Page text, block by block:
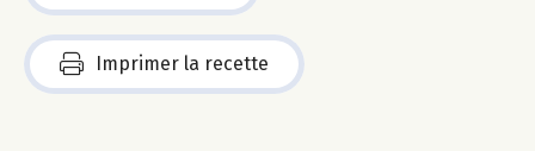
Imprimer la recette